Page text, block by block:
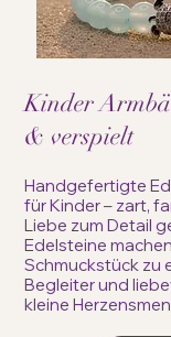
Kinder
& verspielt
Handgefertigte
für Kinder – zart,
Liebe zum Detail
Edelsteine
Schmuckstück zu
Begleiter und
kleine